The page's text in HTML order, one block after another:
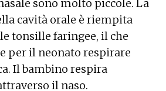
sono molto piccole. La
cavità orale è riempita
tonsille faringee, il che
per il neonato respirare
Il bambino respira
il naso.